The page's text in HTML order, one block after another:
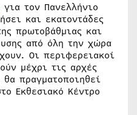
για τον Πανελλήνιο
και εκατοντάδες
πρωτοβάθμιας και
από όλη την χώρα
Οι περιφερειακοί
μέχρι τις αρχές
πραγματοποιηθεί
Εκθεσιακό Κέντρο